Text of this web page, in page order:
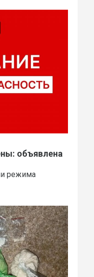
объявлена
режима